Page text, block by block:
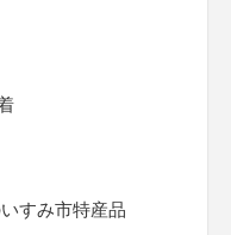
すみ市特産品